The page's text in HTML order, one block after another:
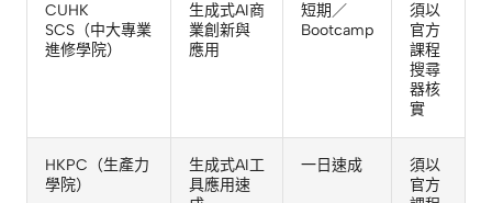
CUHK
SCS（中大專業
進修學院）
生成式AI商
業創新與
應用
短期／
Bootcamp
須以
官方
課程
搜尋
器核
實
HKPC（生產力
學院）
生成式AI工
具應用速
一日速成
須以
官方